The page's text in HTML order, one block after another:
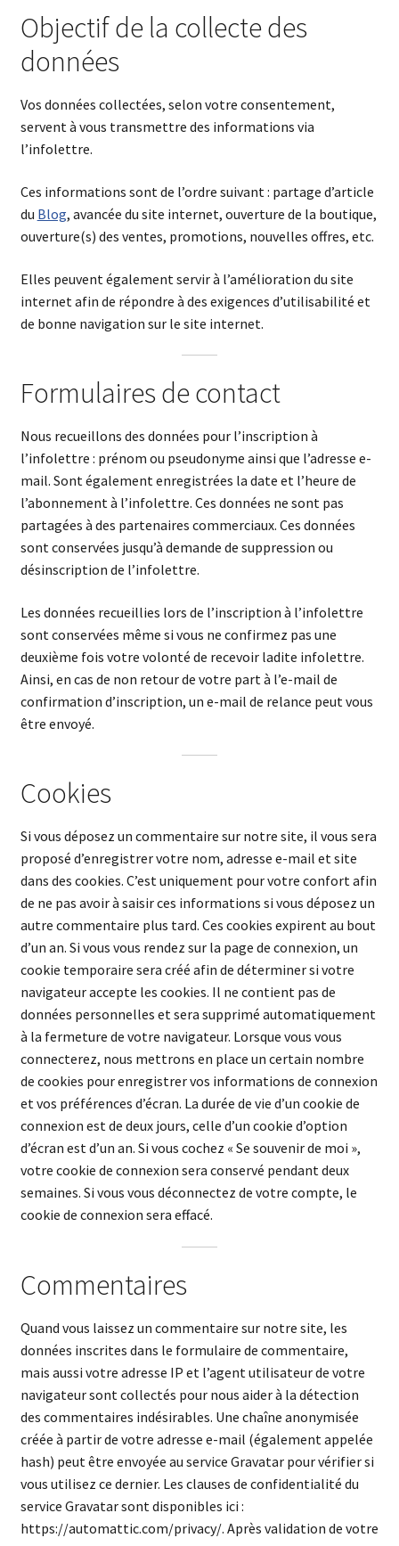
Objectif de la collecte des
données
Vos données collectées, selon votre consentement,
servent à vous transmettre des informations via
l’infolettre.
Ces informations sont de l’ordre suivant : partage d’article
du Blog, avancée du site internet, ouverture de la boutique,
ouverture(s) des ventes, promotions, nouvelles offres, etc.
Elles peuvent également servir à l’amélioration du site
internet afin de répondre à des exigences d’utilisabilité et
de bonne navigation sur le site internet.
Formulaires de contact
Nous recueillons des données pour l’inscription à
l’infolettre : prénom ou pseudonyme ainsi que l’adresse e-
mail. Sont également enregistrées la date et l’heure de
l’abonnement à l’infolettre. Ces données ne sont pas
partagées à des partenaires commerciaux. Ces données
sont conservées jusqu’à demande de suppression ou
désinscription de l’infolettre.
Les données recueillies lors de l’inscription à l’infolettre
sont conservées même si vous ne confirmez pas une
deuxième fois votre volonté de recevoir ladite infolettre.
Ainsi, en cas de non retour de votre part à l’e-mail de
confirmation d’inscription, un e-mail de relance peut vous
être envoyé.
Cookies
Si vous déposez un commentaire sur notre site, il vous sera
proposé d’enregistrer votre nom, adresse e-mail et site
dans des cookies. C’est uniquement pour votre confort afin
de ne pas avoir à saisir ces informations si vous déposez un
autre commentaire plus tard. Ces cookies expirent au bout
d’un an. Si vous vous rendez sur la page de connexion, un
cookie temporaire sera créé afin de déterminer si votre
navigateur accepte les cookies. Il ne contient pas de
données personnelles et sera supprimé automatiquement
à la fermeture de votre navigateur. Lorsque vous vous
connecterez, nous mettrons en place un certain nombre
de cookies pour enregistrer vos informations de connexion
et vos préférences d’écran. La durée de vie d’un cookie de
connexion est de deux jours, celle d’un cookie d’option
d’écran est d’un an. Si vous cochez « Se souvenir de moi »,
votre cookie de connexion sera conservé pendant deux
semaines. Si vous vous déconnectez de votre compte, le
cookie de connexion sera effacé.
Commentaires
Quand vous laissez un commentaire sur notre site, les
données inscrites dans le formulaire de commentaire,
mais aussi votre adresse IP et l’agent utilisateur de votre
navigateur sont collectés pour nous aider à la détection
des commentaires indésirables. Une chaîne anonymisée
créée à partir de votre adresse e-mail (également appelée
hash) peut être envoyée au service Gravatar pour vérifier si
vous utilisez ce dernier. Les clauses de confidentialité du
service Gravatar sont disponibles ici :
https://automattic.com/privacy/. Après validation de votre